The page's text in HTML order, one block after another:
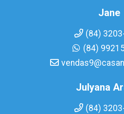
Jane
(84)
(84)
Julyana
(84)